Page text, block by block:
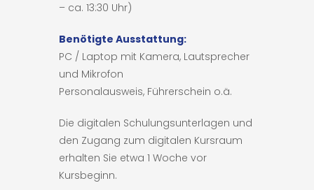
– ca. 13:30 Uhr)
Benötigte Ausstattung:
PC / Laptop mit Kamera, Lautsprecher
und Mikrofon
Personalausweis, Führerschein o.ä.
Die digitalen Schulungsunterlagen und
den Zugang zum digitalen Kursraum
erhalten Sie etwa 1 Woche vor
Kursbeginn.